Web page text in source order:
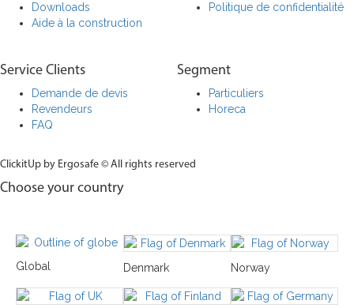
Service Clients
Demande de devis
Revendeurs
FAQ
Downloads
Aide à la construction
Politique de confidentialité
Segment
Particuliers
Horeca
ClickitUp by Ergosafe © All rights reserved
Choose your country
Global Denmark Norway